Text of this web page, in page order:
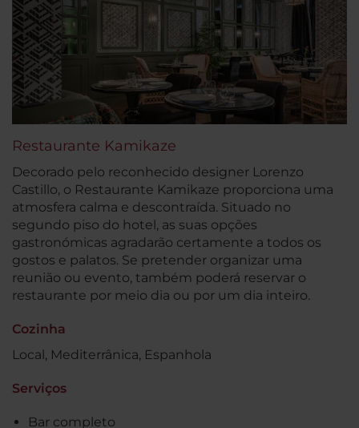
Restaurante Kamikaze
Decorado pelo reconhecido designer Lorenzo
Castillo, o Restaurante Kamikaze proporciona uma
atmosfera calma e descontraída. Situado no
segundo piso do hotel, as suas opções
gastronómicas agradarão certamente a todos os
gostos e palatos. Se pretender organizar uma
reunião ou evento, também poderá reservar o
restaurante por meio dia ou por um dia inteiro.
Cozinha
Local, Mediterrânica, Espanhola
Serviços
Bar completo